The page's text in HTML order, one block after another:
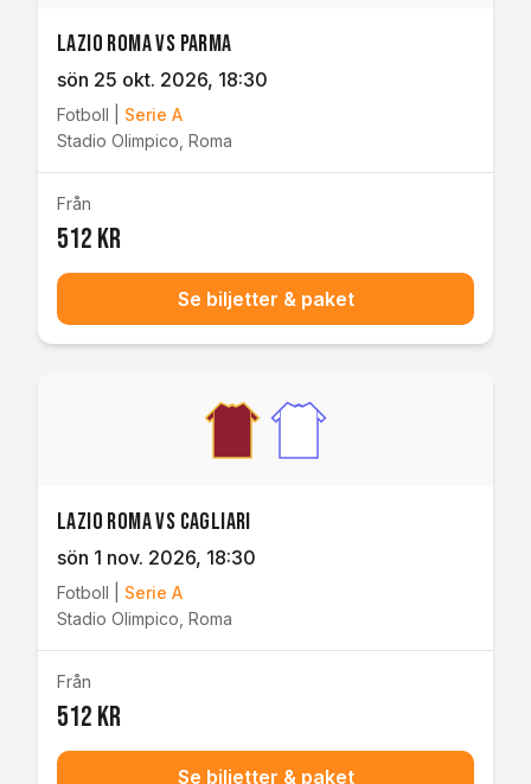
Lazio Roma vs Parma
sön 25 okt. 2026, 18:30
Fotboll
Serie A
Stadio Olimpico Roma
Från
512 kr
Se biljetter & paket
Lazio Roma vs Cagliari
sön 1 nov. 2026, 18:30
Fotboll
Serie A
Stadio Olimpico Roma
Från
512 kr
Se biljetter & paket